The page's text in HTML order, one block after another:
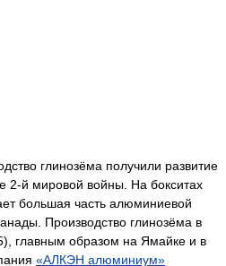
глинозёма получили развитие
2-й мировой войны. На бокситах
большая часть алюминиевой
Производство глинозёма в
главным образом на Ямайке и в
«АЛКЭН алюминиум»